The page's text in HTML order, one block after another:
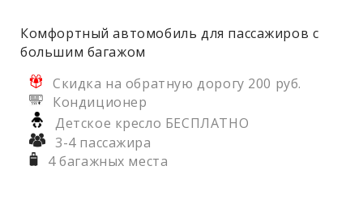
Комфортный автомобиль для пассажиров с
большим багажом
Скидка на обратную дорогу 200 руб.
Кондиционер
Детское кресло БЕСПЛАТНО
3-4 пассажира
4 багажных места